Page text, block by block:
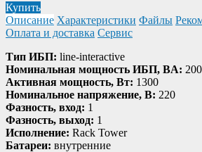
Купить
Описание Характеристики Файлы
Оплата и доставка Сервис
Тип ИБП: line-interactive
Номинальная мощность ИБП, BA:
Активная мощность, Bт: 1300
Номинальное напряжение, В: 220
Фазность, вход: 1
Фазность, выход: 1
Исполнение: Rack Tower
Батареи: внутренние